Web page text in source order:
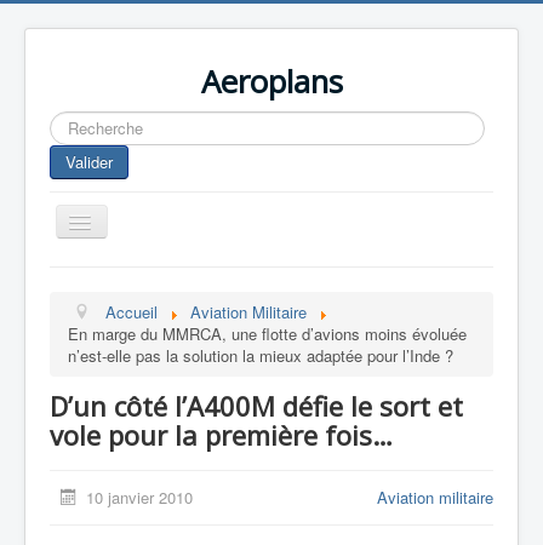
Aeroplans
Rechercher
Valider
Toggle
Navigation
Aviation Commerciale
Aviation d'Affaire
Aviation Militaire
Europespace
Drones
Accueil
Aviation Militaire
En marge du MMRCA, une flotte d’avions moins évoluée
n’est-elle pas la solution la mieux adaptée pour l’Inde ?
D’un côté l’A400M défie le sort et
vole pour la première fois…
10 janvier 2010 Aviation militaire